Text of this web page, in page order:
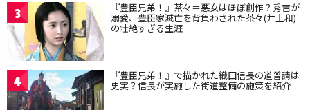
3 『豊臣兄弟！』茶々＝悪女はほぼ創作？秀吉が
溺愛、豊臣家滅亡を背負わされた茶々(井上和)
の壮絶すぎる生涯
4 『豊臣兄弟！』で描かれた織田信長の道普請は
史実？信長が実施した街道整備の施策を紹介